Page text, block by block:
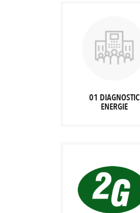
01 DIAGNOSTIC
ENERGIE